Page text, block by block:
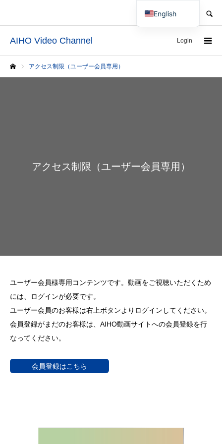
AIHO Video Channel Login
アクセス制限（ユーザー会員専用）
アクセス制限（ユーザー会員専用）
ユーザー会員様専用コンテンツです。動画をご視聴いただくため
には、ログインが必要です。
ユーザー会員のお客様は右上ボタンよりログインしてください。
会員登録がまだのお客様は、AIHO動画サイトへの会員登録を行
なってください。
会員登録はこちら
English